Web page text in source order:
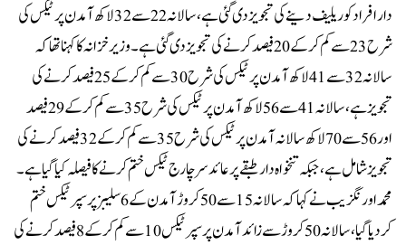
دار افراد کو ریلیف دینے کی تجویز دی گئی ہے، سالانہ 22 سے 32 لاکھ آمدن پر ٹیکس کی
شرح 23 سے کم کرکے 20 فیصد کرنے کی تجویز دی گئی ہے۔وزیر خزانہ کا کہنا تھا کہ
سالانہ 32 سے 41 لاکھ آمدن پر ٹیکس کی شرح 30 سے کم کرکے 25 فیصد کرنے کی
تجویز ہے، سالانہ 41 سے 56 لاکھ آمدن پر ٹیکس کی شرح 35 سے کم کرکے 29 فیصد
اور 56 سے 70 لاکھ سالانہ آمدن پر ٹیکس کی شرح 35 سے کم کرکے 32 فیصد کرنے کی
تجویز شامل ہے، جبکہ تنخواہ دار طبقے پر عائد سرچارج ٹیکس ختم کرنے کا فیصلہ کیا گیا ہے۔
محمد اورنگزیب نے کہا کہ سالانہ 15 سے 50 کروڑ آمدن کے 6 سلیبز پر سپر ٹیکس ختم
کردیا گیا، سالانہ 50 کروڑ سے زائد آمدن پر سپر ٹیکس 10 سے کم کرکے 8 فیصد کرنے کی